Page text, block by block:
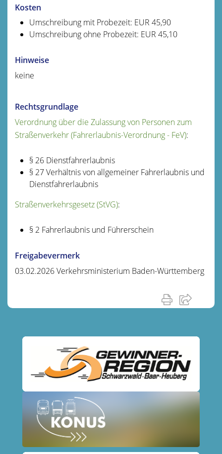
Kosten
Umschreibung mit Probezeit: EUR 45,90
Umschreibung ohne Probezeit: EUR 45,10
Hinweise
keine
Rechtsgrundlage
Verordnung über die Zulassung von Personen zum
Straßenverkehr (Fahrerlaubnis-Verordnung - FeV):
§ 26 Dienstfahrerlaubnis
§ 27 Verhältnis von allgemeiner Fahrerlaubnis und
Dienstfahrerlaubnis
Straßenverkehrsgesetz (StVG):
§ 2 Fahrerlaubnis und Führerschein
Freigabevermerk
03.02.2026Verkehrsministerium Baden-Württemberg